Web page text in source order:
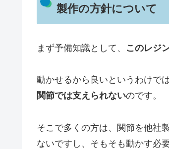
製作の方針について
まず予備知識として、 このレジ
動かせるから良いというわけでは
関節では支えられないのです。
そこで多くの方は、関節を他社
ないですし、そもそも動かす必